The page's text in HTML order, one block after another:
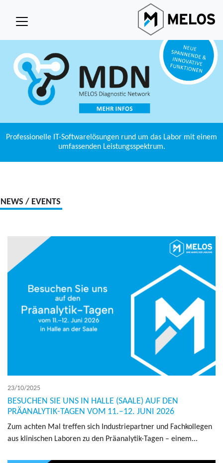
Professionelle IT-Softwarelösungen rund um das Labor mit einem
umfassenden Leistungsspektrum.
NEWS / EVENTS
23/10/2025
BESUCHEN SIE UNS IN HALLE (SAALE) AUF DEN
PRÄANALYTIK-TAGEN VOM 11.–12. JUNI 2026
Zum ach­ten Mal tref­fen sich Indus­trie­part­ner und Fach­kol­le­gen
aus kli­ni­schen Labo­ren zu den Präana­ly­tik-Tagen – einem...